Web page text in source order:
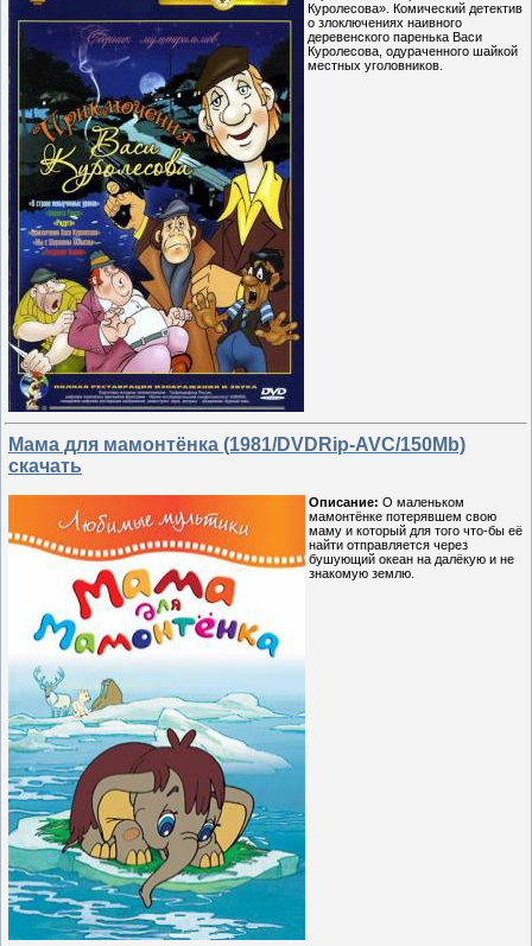
Куролесова». Комический детектив
о злоключениях наивного
деревенского паренька Васи
Куролесова, одураченного шайкой
местных уголовников.
Мама для мамонтёнка (1981/DVDRip-AVC/150Mb)
скачать
Описание: О маленьком
мамонтёнке потерявшем свою
маму и который для того что-бы её
найти отправляется через
бушующий океан на далёкую и не
знакомую землю.